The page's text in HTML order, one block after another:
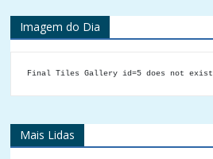
Imagem do Dia
Final Tiles Gallery id=5 does not exist
Mais Lidas